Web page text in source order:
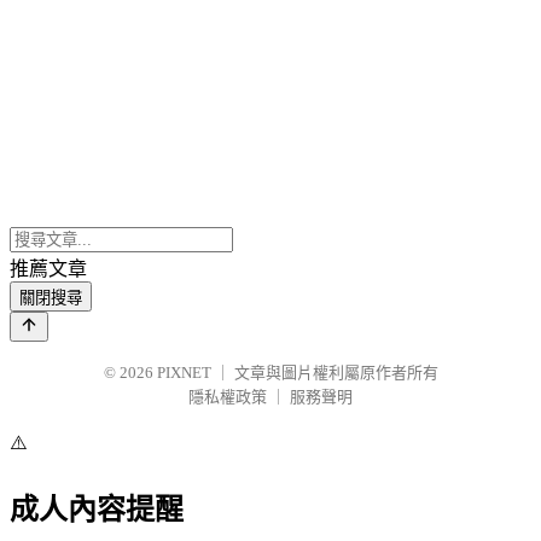
推薦文章
關閉搜尋
© 2026 PIXNET
文章與圖片權利屬原作者所有
隱私權政策
服務聲明
⚠️
成人內容提醒